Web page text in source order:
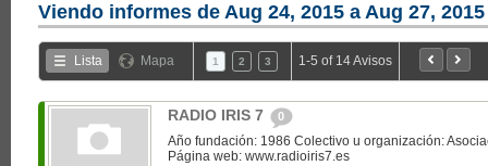
Viendo informes de Aug 24, 2015 a Aug 27, 2015
Lista Mapa 1 2 3 1-5 of 14 Avisos
RADIO IRIS 7 0
Año fundación: 1986 Colectivo u organización:
Página web: www.radioiris7.es